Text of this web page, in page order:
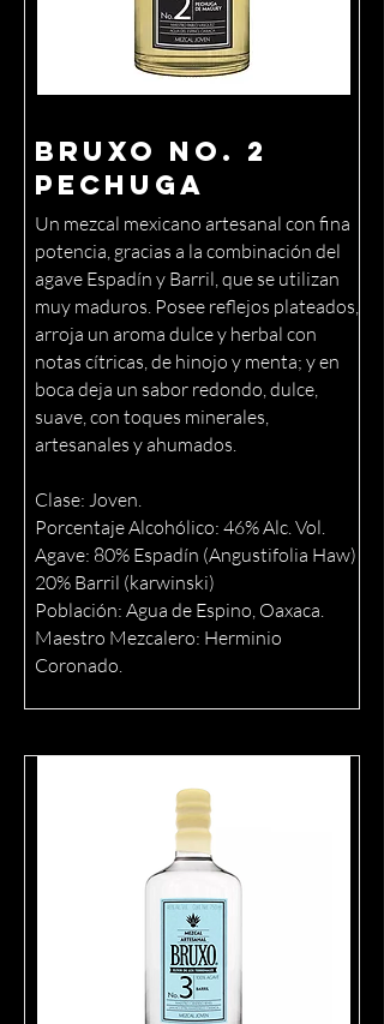
Bruxo No. 2
Pechuga
Un mezcal mexicano artesanal con fina
potencia, gracias a la combinación del
agave Espadín y Barril, que se utilizan
muy maduros. Posee reflejos plateados,
arroja un aroma dulce y herbal con
notas cítricas, de hinojo y menta; y en
boca deja un sabor redondo, dulce,
suave, con toques minerales,
artesanales y ahumados.
Clase: Joven.
Porcentaje Alcohólico: 46% Alc. Vol.
Agave: 80% Espadín (Angustifolia Haw)
20% Barril (karwinski)
Población: Agua de Espino, Oaxaca.
Maestro Mezcalero: Herminio
Coronado.